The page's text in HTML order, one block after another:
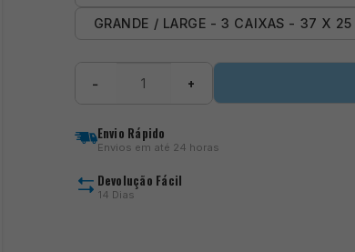
GRANDE / LARGE - 3 CAIXAS - 37 X
Case
− +
Envio Rápido
Envios em até 24 horas
Devolução Fácil
14 Dias